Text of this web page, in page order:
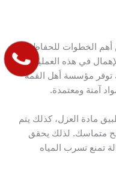
أهم الخطوات للحفاظ
في هذه العملية قد
توفر مؤسسة أهل القمة
آمنة ومعتمدة.
مادة العزل، كذلك يتم
متماسك. لذلك يحقق
تمنع تسرب المياه